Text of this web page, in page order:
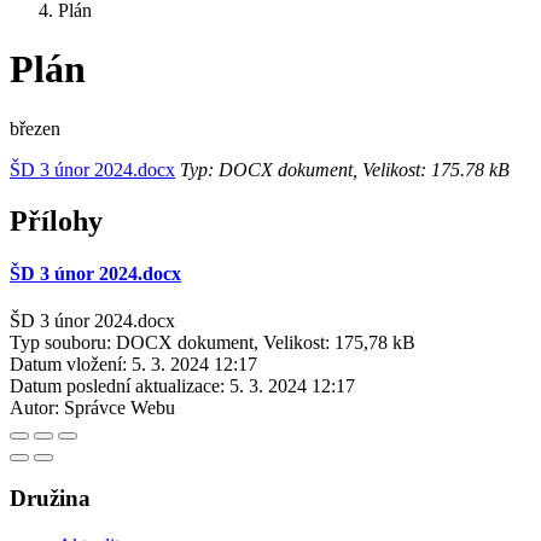
Plán
Plán
březen
ŠD 3 únor 2024.docx Typ: DOCX dokument, Velikost: 175.78 kB
Přílohy
ŠD 3 únor 2024.docx
ŠD 3 únor 2024.docx
Typ souboru: DOCX dokument, Velikost: 175,78 kB
Datum vložení: 5. 3. 2024 12:17
Datum poslední aktualizace: 5. 3. 2024 12:17
Autor: Správce Webu
Družina